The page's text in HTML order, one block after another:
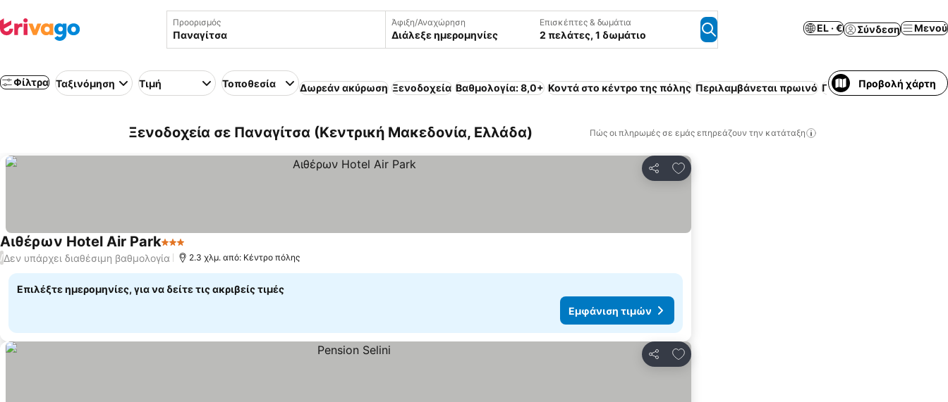
Προορισμός Άφιξη/Αναχώρηση
Διάλεξε ημερομηνίες
Επισκέπτες & δωμάτια
2 πελάτες, 1 δωμάτιο
EL · € Σύνδεση Μενού
Φίλτρα Ταξινόμηση Τιμή Τοποθεσία Δωρεάν ακύρωση Ξενοδοχεία Βαθμολογία: 8,0+ Κοντά στο κέντρο της πόλης Περιλαμβάνεται πρωινό Πισίνα Χώρος
Προβολή χάρτη
Ξενοδοχεία σε Παναγίτσα (Κεντρική Μακεδονία, Ελλάδα) Πώς οι πληρωμές σε εμάς επηρεάζουν την κατάταξη
Κοινοποίηση
Προσθήκη στα αγαπημένα
Αιθέρων Hotel Air Park3 Αστέρια
/Δεν υπάρχει διαθέσιμη βαθμολογία 2.3 χλμ. από: Κέντρο πόλης
Επιλέξτε ημερομηνίες, για να δείτε τις ακριβείς τιμές
Εμφάνιση τιμών
Κοινοποίηση
Προσθήκη στα αγαπημένα